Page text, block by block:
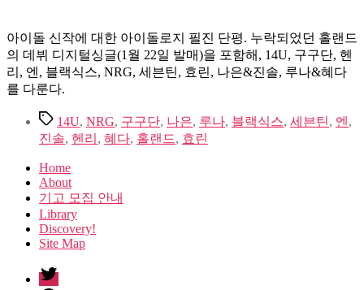
2018
년
2
월
순
아이돌 신작에 대한 아이돌로지 필진 단평. 누락되었던 홀랜드
의 데뷔 디지털싱글(1월 22일 발매)을 포함해, 14U, 구구단, 헨
리, 엔, 블랙식스, NRG, 세븐틴, 효린, 나은&진솔, 루나&혜다
를 다룬다.
Tags14U, NRG, 구구단, 나은, 루나, 블랙식스, 세븐틴, 엔 ,
진솔, 헨리 , 혜다, 홀랜드, 효린
Home
About
기고 모집 안내
Library
Discovery!
Site Map
twitter